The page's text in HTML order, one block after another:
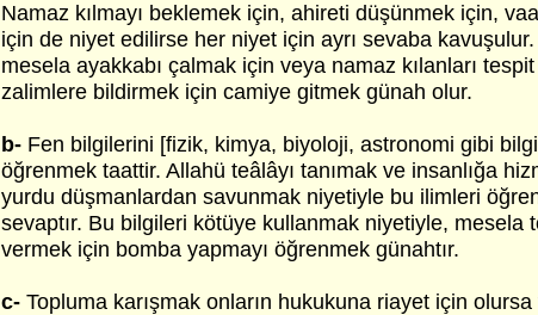
Namaz kılmayı beklemek için, ahireti düşünmek için,
için de niyet edilirse her niyet için ayrı sevaba
mesela ayakkabı çalmak için veya namaz kılanları
zalimlere bildirmek için camiye gitmek günah olur.
b- Fen bilgilerini [fizik, kimya, biyoloji, astronomi gibi
öğrenmek taattir. Allahü teâlâyı tanımak ve insanlığa
yurdu düşmanlardan savunmak niyetiyle bu ilimleri
sevaptır. Bu bilgileri kötüye kullanmak niyetiyle, mesela
vermek için bomba yapmayı öğrenmek günahtır.
c- Topluma karışmak onların hukukuna riayet için